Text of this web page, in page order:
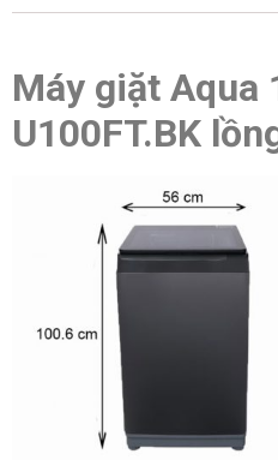
9 Chương trình giặt
10 Tiện ích
Kích thước
Trọng lượng
Máy giặt Aqua
U100FT.BK